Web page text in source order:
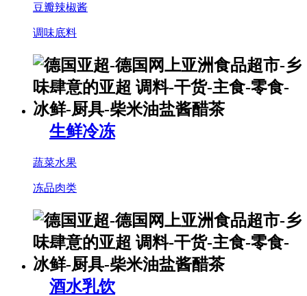
豆瓣辣椒酱
调味底料
生鲜冷冻
蔬菜水果
冻品肉类
酒水乳饮